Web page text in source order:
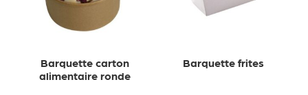
Barquette carton
alimentaire ronde
Barquette frites